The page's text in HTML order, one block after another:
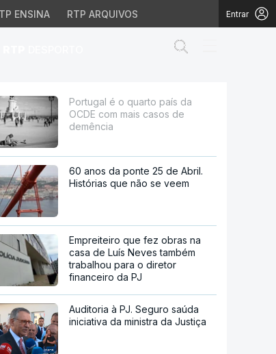
ENSINA RTP ARQUIVOS Entrar
de demência
Portugal é o quarto país da
OCDE com mais casos de
demência
60 anos da ponte 25 de Abril.
Histórias que não se veem
Empreiteiro que fez obras na
casa de Luís Neves também
trabalhou para o diretor
financeiro da PJ
Auditoria à PJ. Seguro saúda
iniciativa da ministra da Justiça